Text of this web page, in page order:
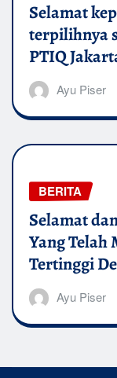
Selamat
terpilihnya
PTIQ
Ayu Piser
BERITA
Selamat
Yang Telah
Tertinggi
Ayu Piser